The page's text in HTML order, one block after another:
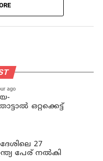
ago
ഒറ്റക്കെട്ട്
27
പേര് നല്‍കി